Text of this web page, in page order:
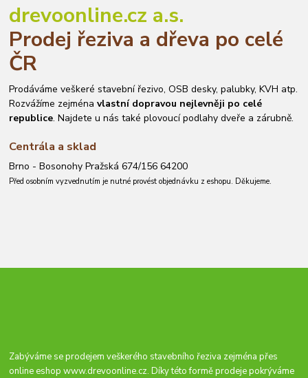
drevoonline.cz a.s.
Prodej řeziva a dřeva po celé
ČR
Prodáváme veškeré stavební řezivo, OSB desky, palubky, KVH atp.
Rozvážíme zejménavlastní dopravou nejlevněji po celé
republice. Najdete u nás také plovoucí podlahy dveře a zárubně.
Centrála a sklad
Brno - Bosonohy Pražská 674/156 64200
Před osobním vyzvednutím je nutné provést objednávku z eshopu. Děkujeme.
Zabýváme se prodejem veškerého stavebního řeziva zejména přes
online eshopwww.drevoonline.cz. Díky této formě prodeje pokrýváme